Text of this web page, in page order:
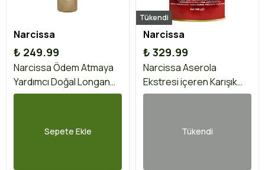
Narcissa
₺ 249.99
Narcissa Ödem Atmaya
Yardımcı Doğal Longan
Meyvesi Detox Sirkesi
Sepete Ekle
Tükendi
Narcissa
₺ 329.99
Narcissa Aserola
Ekstresi içeren Karışık
Bitki Tozu 200 gr
Tükendi